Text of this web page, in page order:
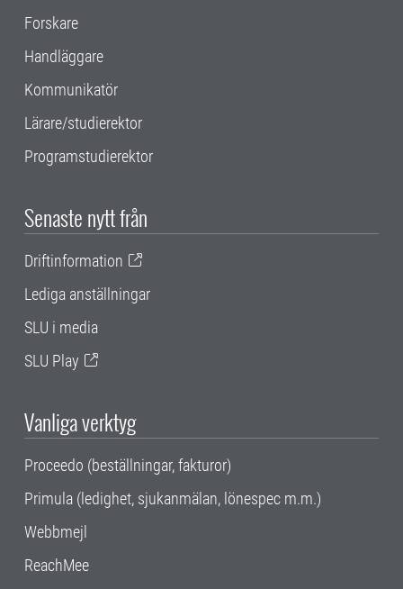
Forskare
Handläggare
Kommunikatör
Lärare/studierektor
Programstudierektor
Senaste nytt från
Driftinformation
Lediga anställningar
SLU i media
SLU Play
Vanliga verktyg
Proceedo (beställningar, fakturor)
Primula (ledighet, sjukanmälan, lönespec m.m.)
Webbmejl
ReachMee